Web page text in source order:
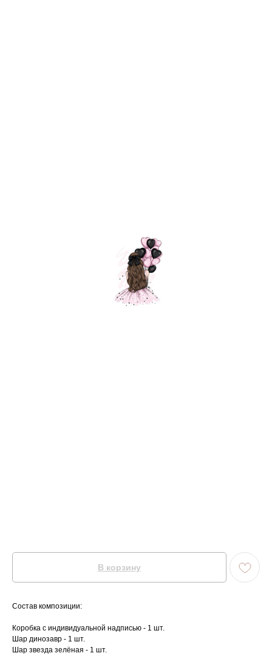
В корзину
Состав композиции:
Коробка с индивидуальной надписью - 1 шт.
Шар динозавр - 1 шт.
Шар звезда зелёная - 1 шт.